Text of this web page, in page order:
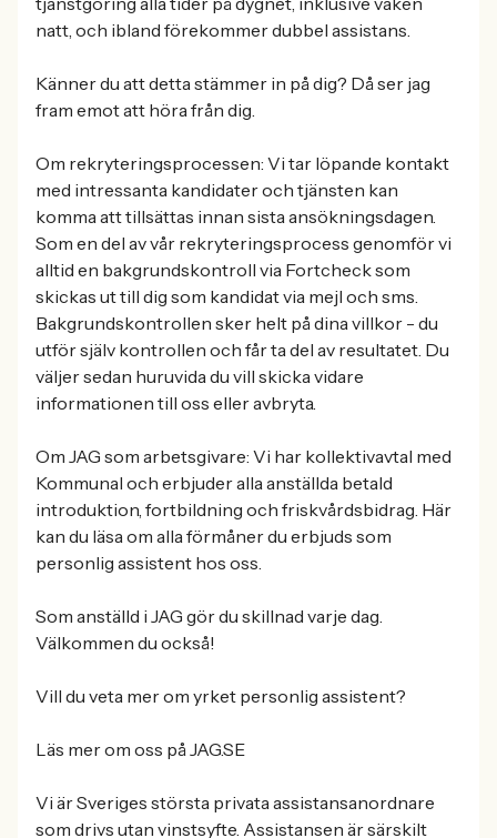
natt, och ibland förekommer dubbel assistans.
Känner du att detta stämmer in på dig? Då ser jag
fram emot att höra från dig.
Om rekryteringsprocessen: Vi tar löpande kontakt
med intressanta kandidater och tjänsten kan
komma att tillsättas innan sista ansökningsdagen.
Som en del av vår rekryteringsprocess genomför vi
alltid en bakgrundskontroll via Fortcheck som
skickas ut till dig som kandidat via mejl och sms.
Bakgrundskontrollen sker helt på dina villkor - du
utför själv kontrollen och får ta del av resultatet. Du
väljer sedan huruvida du vill skicka vidare
informationen till oss eller avbryta.
Om JAG som arbetsgivare: Vi har kollektivavtal med
Kommunal och erbjuder alla anställda betald
introduktion, fortbildning och friskvårdsbidrag. Här
kan du läsa om alla förmåner du erbjuds som
personlig assistent hos oss.
Som anställd i JAG gör du skillnad varje dag.
Välkommen du också!
Vill du veta mer om yrket personlig assistent?
Läs mer om oss på JAG.SE
Vi är Sveriges största privata assistansanordnare
som drivs utan vinstsyfte. Assistansen är särskilt